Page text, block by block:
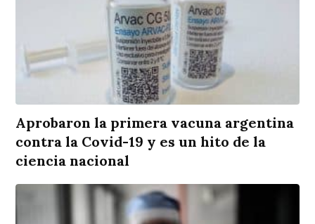
Aprobaron la primera vacuna argentina
contra la Covid-19 y es un hito de la
ciencia nacional